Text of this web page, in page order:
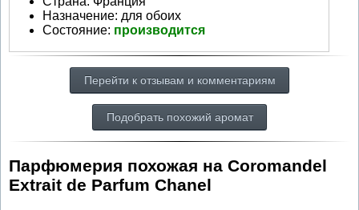
Назначение: для обоих
Состояние: производится
Перейти к отзывам и комментариям
Подобрать похожий аромат
Парфюмерия похожая на Coromandel
Extrait de Parfum Chanel